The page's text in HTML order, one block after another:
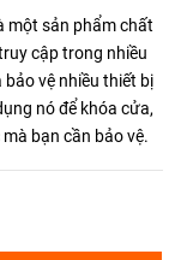
một sản phẩm chất
cập trong nhiều
vệ nhiều thiết bị
nó để khóa cửa,
bạn cần bảo vệ.